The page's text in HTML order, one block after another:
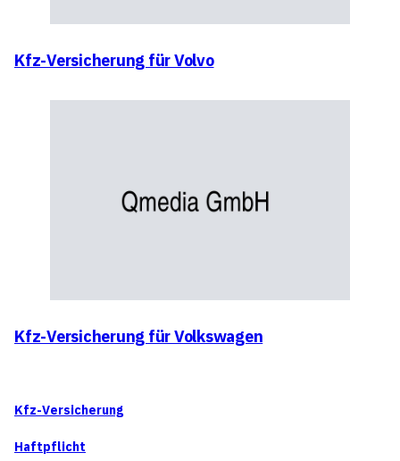
Kfz-Versicherung für Volvo
Kfz-Versicherung für Volkswagen
Kfz-Versicherung
Haftpflicht